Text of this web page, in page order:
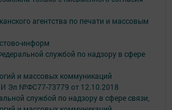
агентства по печати и массовым
информ
службой по надзору в сфере
и массовых коммуникаций
Эл №ФС77-73779 от 12.10.2018
службой по надзору в сфере связи,